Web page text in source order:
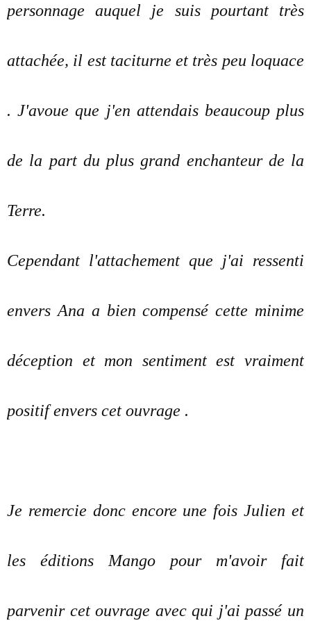
personnage auquel je suis pourtant très
attachée, il est taciturne et très peu loquace
. J'avoue que j'en attendais beaucoup plus
de la part du plus grand enchanteur de la
Terre.
Cependant l'attachement que j'ai ressenti
envers Ana a bien compensé cette minime
déception et mon sentiment est vraiment
positif envers cet ouvrage .
Je remercie donc encore une fois Julien et
les éditions Mango pour m'avoir fait
parvenir cet ouvrage avec qui j'ai passé un